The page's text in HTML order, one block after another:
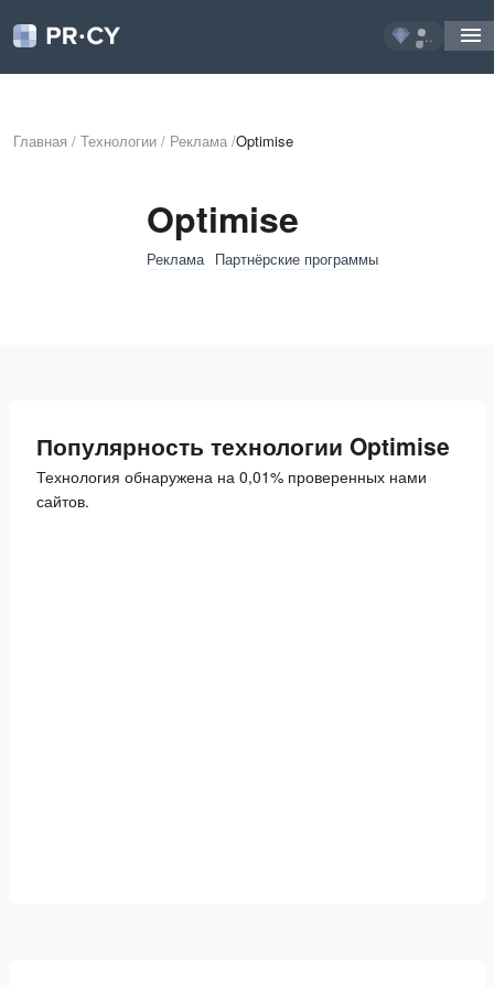
...
Главная / Технологии / Реклама /Optimise
Optimise
Реклама Партнёрские программы
Популярность технологии Optimise
Технология обнаружена на 0,01% проверенных нами
сайтов.